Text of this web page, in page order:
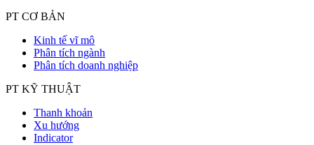
PT CƠ BẢN
Kinh tế vĩ mô
Phân tích ngành
Phân tích doanh nghiệp
PT KỸ THUẬT
Thanh khoản
Xu hướng
Indicator